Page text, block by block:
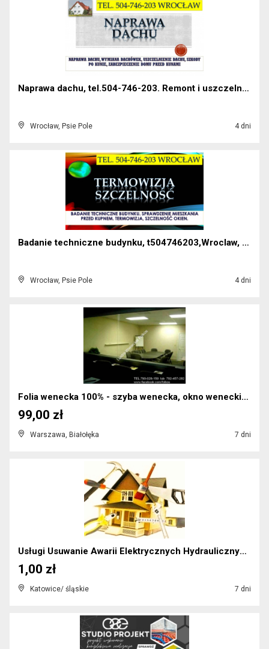
Naprawa dachu, tel.504-746-203. Remont i uszczelni...
Wrocław, Psie Pole 4 dni
Badanie techniczne budynku, t504746203,Wroclaw, Sp...
Wrocław, Psie Pole 4 dni
Folia wenecka 100% - szyba wenecka, okno weneckie ...
Warszawa, Białołęka 7 dni
99,00 zł
Usługi Usuwanie Awarii Elektrycznych Hydraulicznyc...
Katowice/ śląskie 7 dni
1,00 zł